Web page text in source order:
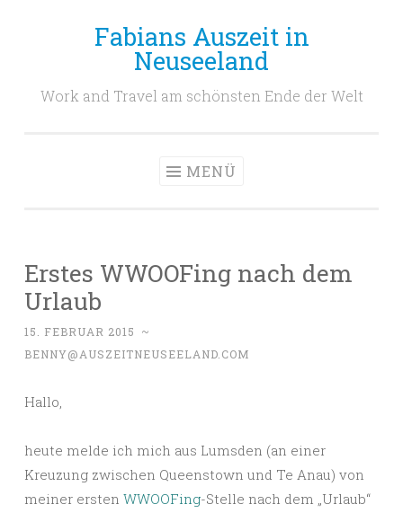
Fabians Auszeit in
Neuseeland
Work and Travel am schönsten Ende der Welt
MENÜ
Erstes WWOOFing nach dem
Urlaub
15. FEBRUAR 2015
~
BENNY@AUSZEITNEUSEELAND.COM
Hallo,
heute melde ich mich aus Lumsden (an einer
Kreuzung zwischen Queenstown und Te Anau) von
meiner ersten WWOOFing-Stelle nach dem „Urlaub“